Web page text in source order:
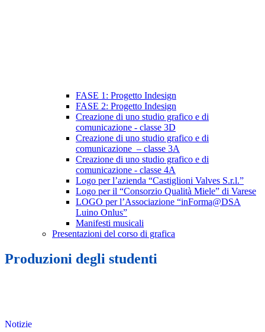
FASE 1: Progetto Indesign
FASE 2: Progetto Indesign
Creazione di uno studio grafico e di
comunicazione - classe 3D
Creazione di uno studio grafico e di
comunicazione – classe 3A
Creazione di uno studio grafico e di
comunicazione - classe 4A
Logo per l’azienda “Castiglioni Valves S.r.l.”
Logo per il “Consorzio Qualità Miele” di Varese
LOGO per l’Associazione “inForma@DSA
Luino Onlus”
Manifesti musicali
Presentazioni del corso di grafica
Produzioni degli studenti
Notizie